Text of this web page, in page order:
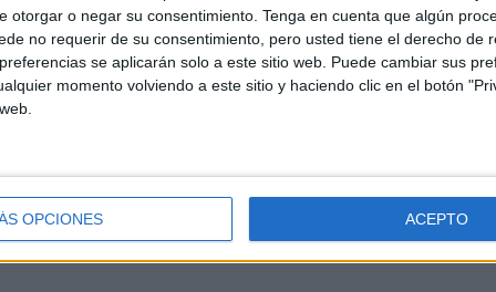
otorgar o negar su consentimiento. Tenga en cuenta que algún
no requerir de su consentimiento, pero usted tiene el derecho de
se aplicarán solo a este sitio web. Puede cambiar sus
momento volviendo a este sitio y haciendo clic en el botón
OPCIONES ACEPTO
ha realizado patrullas áreas de
#Ceuta. Unas actvidades que se han
de Presencia, Vigilancia y